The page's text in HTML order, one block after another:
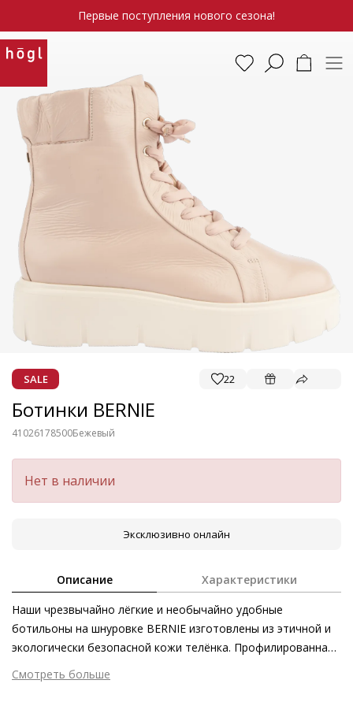
Первые поступления нового сезона!
SALE 22
Ботинки BERNIE
41026178500Бежевый
Нет в наличии
Эксклюзивно онлайн
Описание Характеристики
Наши чрезвычайно лёгкие и необычайно удобные
ботильоны на шнуровке BERNIE изготовлены из этичной и
экологически безопасной кожи телёнка. Профилированная
подошва в тон модели подчёркивает изысканность дизайна
и не только облегчает стилизацию, но и защищает стопы
Смотреть больше